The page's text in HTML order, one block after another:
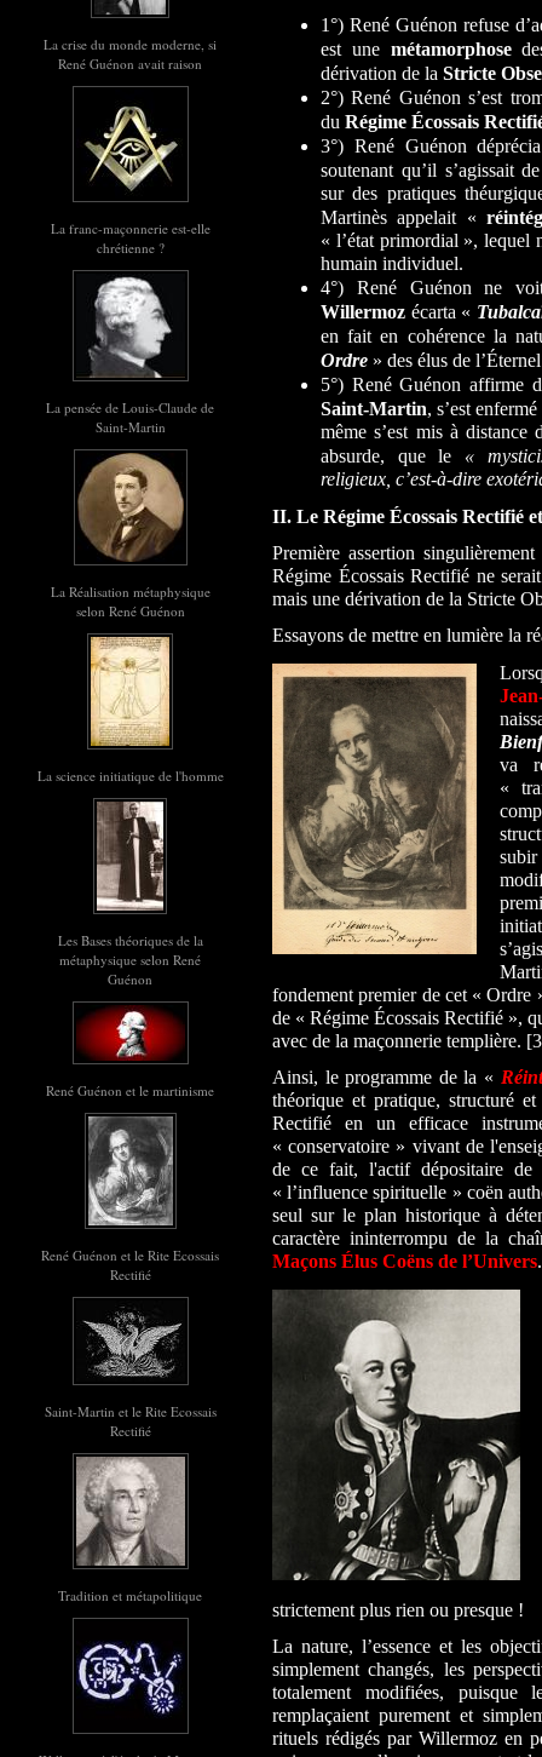
La crise du monde moderne, si
René Guénon avait raison
La franc-maçonnerie est-elle
chrétienne ?
La pensée de Louis-Claude de
Saint-Martin
La Réalisation métaphysique
selon René Guénon
La science initiatique de l'homme
Les Bases théoriques de la
métaphysique selon René
Guénon
René Guénon et le martinisme
René Guénon et le Rite Ecossais
Rectifié
Saint-Martin et le Rite Ecossais
Rectifié
Tradition et métapolitique
1°)René Guénon refuse
est une métamorphose
dérivation de la Stricte
2°) René Guénon s’est
du Régime Écossais
3°) René Guénon
soutenant qu’il s’agissait
sur des pratiques
Martinès appelait «
« l’état primordial », lequel
humain individuel.
4°) René Guénon ne
Willermoz écarta «
en fait en cohérence la
Ordre » des élus de l’Éternel
5°) René Guénon affirme
Saint-Martin, s’est
même s’est mis à
absurde, que le «
religieux, c’est-à-dire
II. Le Régime Écossais Rectifié
Première assertion
Régime Écossais Rectifié ne
mais une dérivation de la Stricte
Essayons de mettre en lumière la
va
«
subir
fondement premier de cet « Ordre
de « Régime Écossais Rectifié »,
avec de la maçonnerie templière.
Ainsi, le programme de la «
théorique et pratique, structuré
Rectifié en un efficace
« conservatoire » vivant de
de ce fait, l'actif dépositaire de
« l’influence spirituelle » coën
seul sur le plan historique à
caractère ininterrompu de la
Maçons Élus Coëns de l’Univers.
strictement plus rien ou presque !
La nature, l’essence et les
simplement changés, les
totalement modifiées, puisque
remplaçaient purement et
rituels rédigés par Willermoz en